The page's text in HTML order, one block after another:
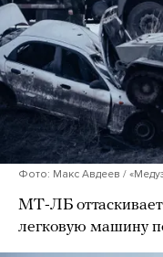
Фото: Макс Авдеев /
МТ-ЛБ
легковую машину